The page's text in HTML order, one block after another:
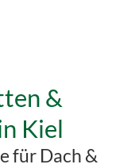
&
Kiel
für Dach &